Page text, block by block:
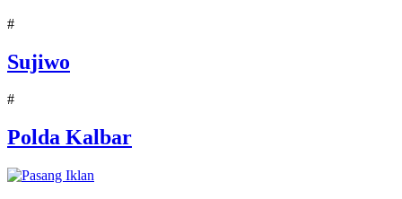
#
Sujiwo
#
Polda Kalbar